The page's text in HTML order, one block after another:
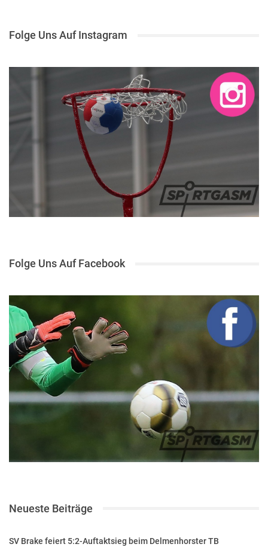
Folge Uns Auf Instagram
Folge Uns Auf Facebook
Neueste Beiträge
SV Brake feiert 5:2-Auftaktsieg beim Delmenhorster TB